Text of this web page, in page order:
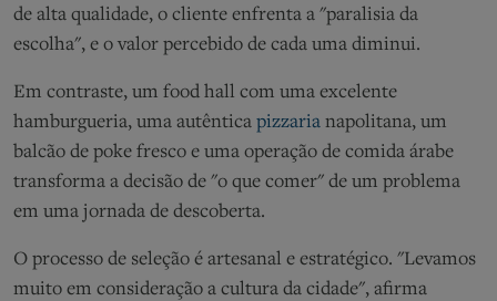
de alta qualidade, o cliente enfrenta a "paralisia da
escolha", e o valor percebido de cada uma diminui.
Em contraste, um food hall com uma excelente
hamburgueria, uma autêntica pizzaria napolitana, um
balcão de poke fresco e uma operação de comida árabe
transforma a decisão de "o que comer" de um problema
em uma jornada de descoberta.
O processo de seleção é artesanal e estratégico. "Levamos
muito em consideração a cultura da cidade", afirma